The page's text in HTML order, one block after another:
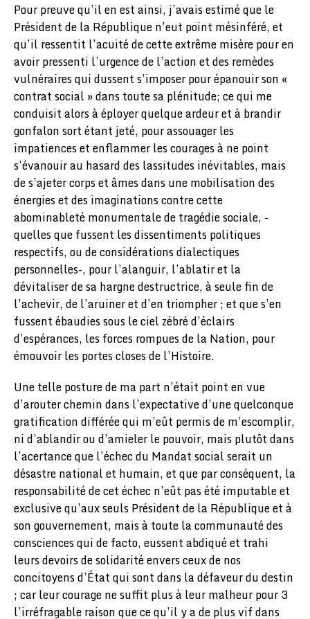
Pour preuve qu’il en est ainsi, j’avais estimé que le
Président de la République n’eut point mésinféré, et
qu’il ressentit l’acuité de cette extrême misère pour en
avoir pressenti l’urgence de l’action et des remèdes
vulnéraires qui dussent s’imposer pour épanouir son «
contrat social » dans toute sa plénitude; ce qui me
conduisit alors à éployer quelque ardeur et à brandir
gonfalon sort étant jeté, pour assouager les
impatiences et enflammer les courages à ne point
s’évanouir au hasard des lassitudes inévitables, mais
de s’ajeter corps et âmes dans une mobilisation des
énergies et des imaginations contre cette
abominableté monumentale de tragédie sociale, -
quelles que fussent les dissentiments politiques
respectifs, ou de considérations dialectiques
personnelles-, pour l’alanguir, l’ablatir et la
dévitaliser de sa hargne destructrice, à seule fin de
l’achevir, de l’aruiner et d’en triompher ; et que s’en
fussent ébaudies sous le ciel zébré d’éclairs
d’espérances, les forces rompues de la Nation, pour
émouvoir les portes closes de l’Histoire.
Une telle posture de ma part n’était point en vue
d’arouter chemin dans l’expectative d’une quelconque
gratification différée qui m’eût permis de m’escomplir,
ni d’ablandir ou d’amieler le pouvoir, mais plutôt dans
l’acertance que l’échec du Mandat social serait un
désastre national et humain, et que par conséquent, la
responsabilité de cet échec n’eût pas été imputable et
exclusive qu’aux seuls Président de la République et à
son gouvernement, mais à toute la communauté des
consciences qui de facto, eussent abdiqué et trahi
leurs devoirs de solidarité envers ceux de nos
concitoyens d’État qui sont dans la défaveur du destin
; car leur courage ne suffit plus à leur malheur pour 3
l’irréfragable raison que ce qu’il y a de plus vif dans